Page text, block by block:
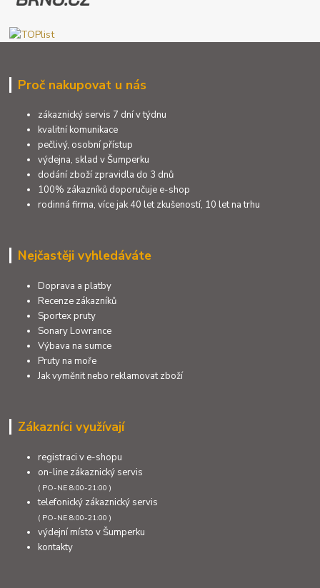
Proč nakupovat u nás
zákaznický servis 7 dní v týdnu
kvalitní komunikace
pečlivý, osobní přístup
výdejna, sklad v Šumperku
dodání zboží zpravidla do 3 dnů
100% zákazníků doporučuje e-shop
rodinná firma, více jak 40 let zkušeností, 10 let na trhu
Nejčastěji vyhledáváte
Doprava a platby
Recenze zákazníků
Sportex pruty
Sonary Lowrance
Výbava na sumce
Pruty na moře
Jak vyměnit nebo reklamovat zboží
Zákazníci využívají
registraci v e-shopu
on-line zákaznický servis
( PO-NE 8:00-21:00 )
telefonický zákaznický servis
( PO-NE 8:00-21:00 )
výdejní místo v Šumperku
kontakty